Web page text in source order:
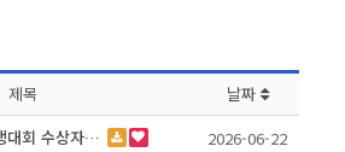
제목
날짜
제24회 한청문화제 사생대회 수상자 명단
2026-06-22